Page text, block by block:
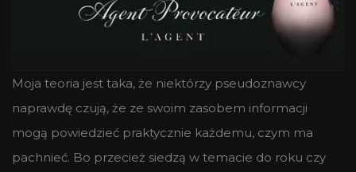
Moja teoria jest taka, że niektórzy pseudoznawcy
naprawdę czują, że ze swoim zasobem informacji
mogą powiedzieć praktycznie każdemu, czym ma
pachnieć. Bo przecież siedzą w temacie do roku czy